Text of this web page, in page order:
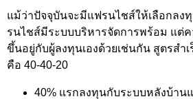
แม้ว่าปัจจุบันจะมีแฟรนไชส์ให้เลือกลง
รนไชส์มีระบบบริหารจัดการพร้อม แต่ค
ขึ้นอยู่กับผู้ลงทุนเองด้วยเช่นกัน สูตรสำ
คือ 40-40-20
40% แรกลงทุนกับระบบหลังบ้าน